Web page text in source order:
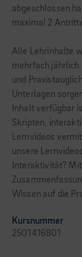
abgeschlossen
maximal 2
Alle Lehrinhalte
mehrfach
und
Unterlagen
Inhalt verfügbar
Skripten,
Lernvideos
unsere
Interaktivität?
Wissen auf die
Kursnummer
2501416801